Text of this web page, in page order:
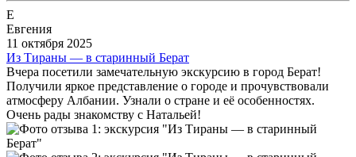
Е
Евгения
11 октября 2025
Из Тираны — в старинный Берат
Вчера посетили замечательную экскурсию в город Берат!
Получили яркое представление о городе и прочувствовали
атмосферу Албании. Узнали о стране и её особенностях.
Очень рады знакомству с Натальей!